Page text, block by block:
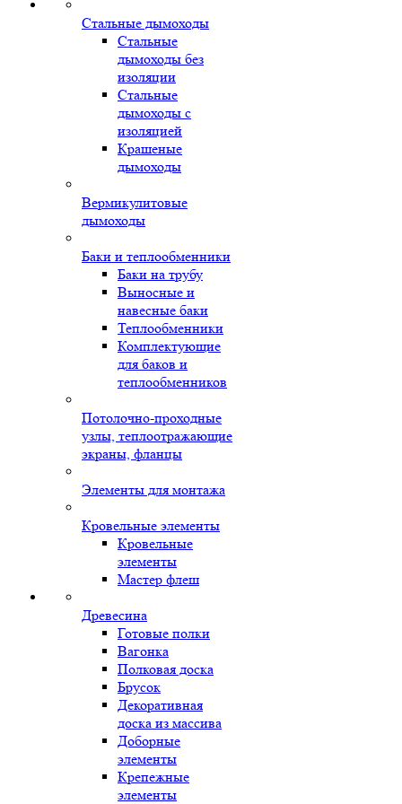
Стальные дымоходы
Стальные
дымоходы без
изоляции
Стальные
дымоходы с
изоляцией
Крашеные
дымоходы
Вермикулитовые
дымоходы
Баки и теплообменники
Баки на трубу
Выносные и
навесные баки
Теплообменники
Комплектующие
для баков и
теплообменников
Потолочно-проходные
узлы, теплоотражающие
экраны, фланцы
Элементы для монтажа
Кровельные элементы
Кровельные
элементы
Мастер флеш
Древесина
Готовые полки
Вагонка
Полковая доска
Брусок
Декоративная
доска из массива
Доборные
элементы
Крепежные
элементы